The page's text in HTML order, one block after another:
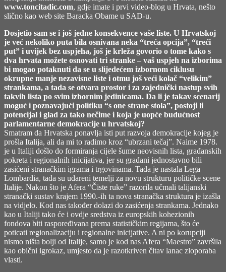
www.toncitadic.com, gdje imate i prvi video-blog u Hrvata, nešto
slično kao web site Baracka Obame u SAD-u.
Dosjetio sam se i još jedne konsekvence vaše liste. U Hrvatskoj
je već nekoliko puta bila osnivana neka “treća opcija”, “treći
put” i uvijek bez uspjeha, još je krleža govorio o tome kako s
dva hrvata možete osnovati tri stranke – vaš uspjeh na izborima
bi mogao potaknuti da se u slijedećem izbornom ciklusu
okrupne manje nezavisne liste i otmu još veći kolač “velikim”
strankama, a tada se otvara prostor i za zajednički nastup svih
takvih lista po svim izbornim jedinicama. Da li je takav scenarij
moguć i poznavajući politiku “s one strane stola”, postoji li
potencijal i glad za tako nečime i koja je uopće budućnost
parlamentarne demokracije u hrvatskoj?
Smatram da Hrvatska ponavlja isti put razvoja demokracije kojeg je
prošla Italija, ali da mi to radimo kroz “ubrzani tečaj”. Naime 1978.
je u Italiji došlo do formiranja cijele šume neovisnih lista, građanskih
pokreta i regionalnih inicijativa, jer su građani jednostavno bili
zasićeni stranačkim igrama i trgovinama. Tada je nastala Lega
Lombardia, tada su udareni temelji za novu strukturu političke scene
Italije. Nakon što je Afera “Čiste ruke” razorila učmali talijanski
stranački sustav krajem 1990.-ih ta nova stranačka struktura je izašla
na vidjelo. Kod nas također dolazi do zasićenja strankama. Jednako
kao u Italiji tako će i ovdje sredstva iz europskih kohezionih
fondova biti raspoređivana prema statističkim regijama, što će
poticati regionalizaciju i regionalne inicijative. A ni po korupciji
nismo ništa bolji od Italije, samo je kod nas Afera “Maestro” završila
kao obični igrokaz, umjesto da je razotkriven čitav lanac zloporaba
vlasti.